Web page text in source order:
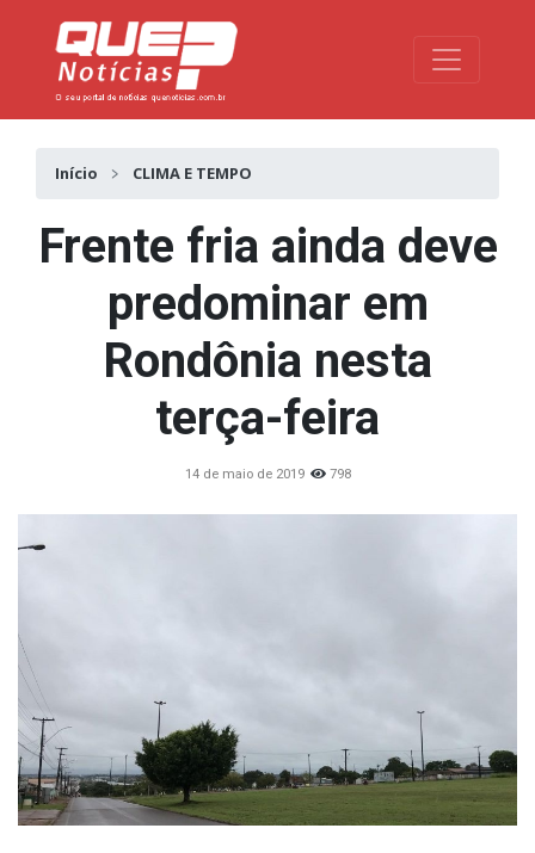
Toggle
Início CLIMA E TEMPO
Frente fria ainda deve
predominar em
Rondônia nesta
terça-feira
14 de maio de 2019 798